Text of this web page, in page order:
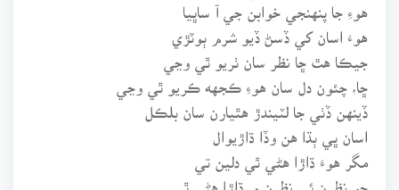
هوءِ جا پنهنجي خوابن جي آ ساڀيا
هوءَ اسان کي ڏسڻ ڏيو شرم ٻوٽڙي
جيڪا هٿ ڇا نظر سان ٺريو ٿي وڃي
ڇا، چئون دل سان هوءِ ڪجهه ڪريو ٿي وڃي
ڏينهن ڏٺي جا لٽيندڙ هٿيارن سان بلڪل
اسان ڀي ٻڌا هن وڏا ڌاڙيوال
مگر هوءَ ڌاڙا هڻي ٿي دلين تي
جو نظرن ئي نظرن ۾ ڌاڙا هڻي ٿي